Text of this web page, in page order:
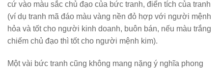
cứ vào màu sắc chủ đạo của bức tranh, điển tích của tranh
(ví dụ tranh mã đáo màu vàng nền đỏ hợp với người mệnh
hỏa và tốt cho người kinh doanh, buôn bán, nếu màu trắng
chiếm chủ đạo thì tốt cho người mệnh kim).
Một vài bức tranh cũng không mang nặng ý nghĩa phong